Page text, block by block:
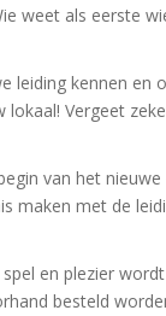
weet als eerste
leiding kennen
Vergeet
van het
maken met de
en plezier
besteld